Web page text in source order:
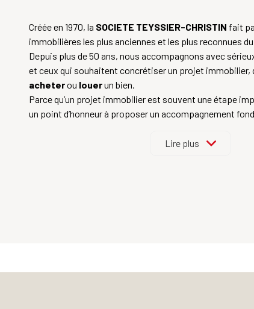
Créée en 1970, la SOCIETE TEYSSIER-CHRISTIN fait
immobilières les plus anciennes et les plus reconnues du
Depuis plus de 50 ans, nous accompagnons avec
et ceux qui souhaitent concrétiser un projet immobilier,
acheterou louerun bien.
Parce qu’un projet immobilier est souvent une étape
un point d’honneur à proposer un accompagnement
passionnés par leur métier, prennent le temps de
Lire plus